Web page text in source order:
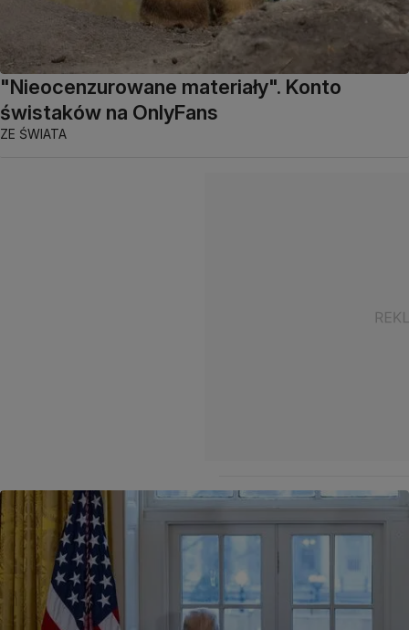
"Nieocenzurowane materiały". Konto
świstaków na OnlyFans
ZE ŚWIATA